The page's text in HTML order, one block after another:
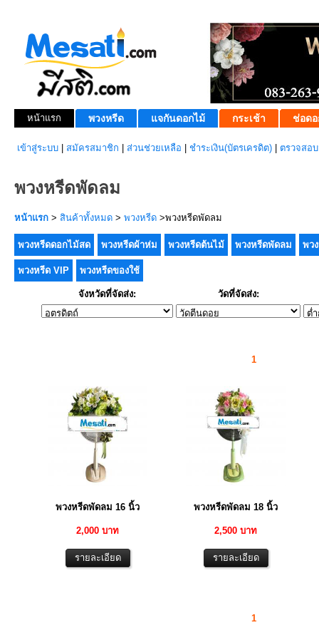
หน้าแรก พวงหรีด แจกันดอกไม้ กระเช้า ช่อดอ
เข้าสู่ระบบ สมัครสมาชิก ส่วนช่วยเหลือ ชำระเงิน(บัตรเครดิต) ตรวจสอ
พวงหรีดพัดลม
หน้าแรก > สินค้าทั้งหมด > พวงหรีด >พวงหรีดพัดลม
พวงหรีดดอกไม้สด พวงหรีดผ้าห่ม พวงหรีดต้นไม้ พวงหรีดพัดลม พว
พวงหรีด VIP พวงหรีดของใช้
จังหวัดที่จัดส่ง: วัดที่จัดส่ง:
1
พวงหรีดพัดลม 16 นิ้ว
2,000 บาท
พวงหรีดพัดลม 18 นิ้ว
2,500 บาท
1